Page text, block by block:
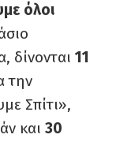
όλοι
δίνονται 11
την
Σπίτι»,
και 30